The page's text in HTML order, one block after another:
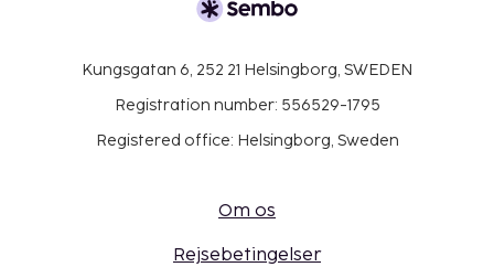
Kungsgatan 6, 252 21 Helsingborg, SWEDEN
Registration number: 556529-1795
Registered office: Helsingborg, Sweden
Om os
Rejsebetingelser